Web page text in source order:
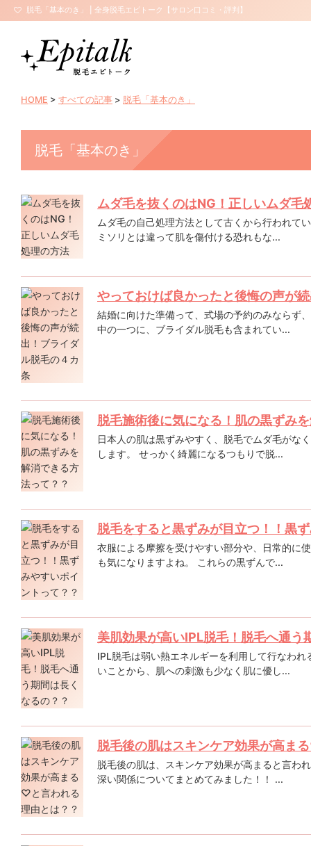
脱毛「基本のき」 | 全身脱毛エピトーク【サロン口コミ・評判】
HOME > すべての記事 > 脱毛「基本のき」
脱毛「基本のき」
ムダ毛を抜くのはNG！正しいムダ毛
ムダ毛の自己処理方法として古くから行われて
ミソリとは違って肌を傷付ける恐れもな...
やっておけば良かったと後悔の声が
結婚に向けた準備って、式場の予約のみならず
中の一つに、ブライダル脱毛も含まれてい...
脱毛施術後に気になる！肌の黒ずみ
日本人の肌は黒ずみやすく、脱毛でムダ毛がな
します。 せっかく綺麗になるつもりで脱...
脱毛をすると黒ずみが目立つ！！黒
衣服による摩擦を受けやすい部分や、日常的に
も気になりますよね。 これらの黒ずんで...
美肌効果が高いIPL脱毛！脱毛へ通う
IPL脱毛は弱い熱エネルギーを利用して行なわ
いことから、肌への刺激も少なく肌に優し...
脱毛後の肌はスキンケア効果が高ま
脱毛後の肌は、スキンケア効果が高まると言わ
深い関係についてまとめてみました！！ ...